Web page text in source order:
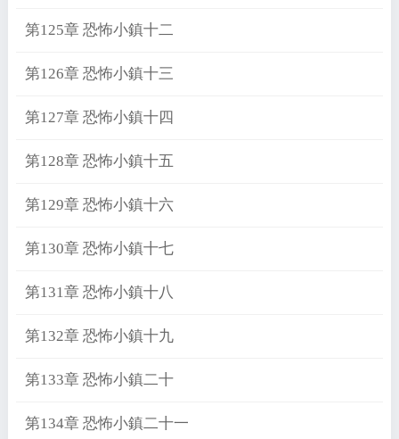
第125章 恐怖小鎮十二
第126章 恐怖小鎮十三
第127章 恐怖小鎮十四
第128章 恐怖小鎮十五
第129章 恐怖小鎮十六
第130章 恐怖小鎮十七
第131章 恐怖小鎮十八
第132章 恐怖小鎮十九
第133章 恐怖小鎮二十
第134章 恐怖小鎮二十一